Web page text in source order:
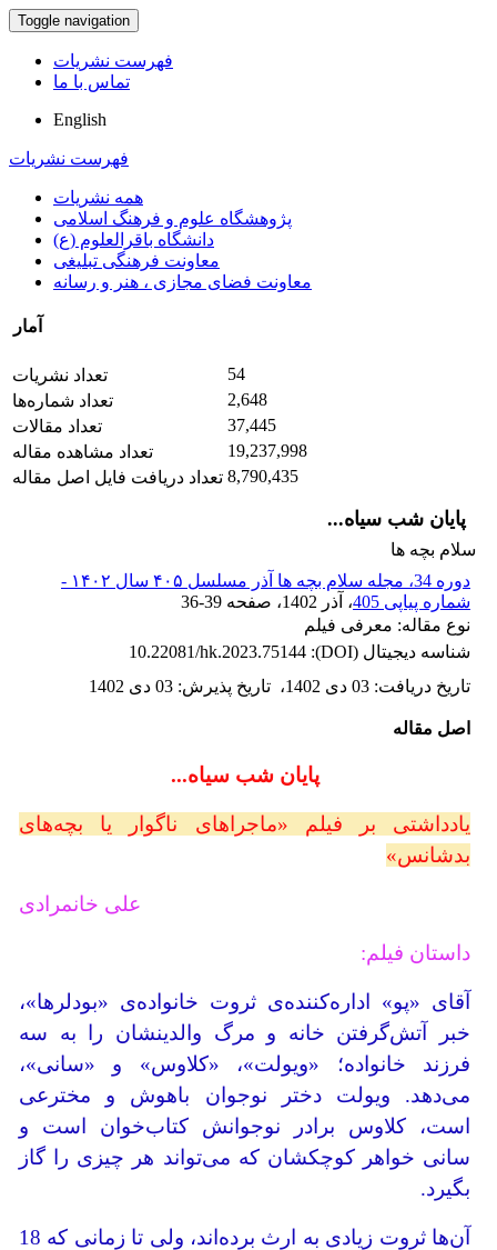
Toggle navigation
فهرست نشریات
تماس با ما
English
فهرست نشریات
همه نشریات
پژوهشگاه علوم و فرهنگ اسلامی
دانشگاه باقرالعلوم (ع)
معاونت فرهنگی تبلیغی
معاونت فضای مجازی ، هنر و رسانه
آمار
تعداد نشریات
54
تعداد شماره‌ها
2,648
تعداد مقالات
37,445
تعداد مشاهده مقاله
19,237,998
تعداد دریافت فایل اصل مقاله 8,790,435
پایان شب سیاه...
سلام بچه ها
دوره 34، مجله سلام بچه ها آذر مسلسل ۴۰۵ سال ۱۴۰۲ -
شماره پیاپی 405
، آذر 1402 ، صفحه 36-39
نوع مقاله: معرفی فیلم
شناسه دیجیتال (DOI):
10.22081/hk.2023.75144
تاریخ دریافت: 03 دی 1402 ، تاریخ پذیرش: 03 دی 1402
اصل مقاله
پایان شب سیاه...
یادداشتی بر فیلم «ماجراهای ناگوار یا بچه‌های
بدشانس»
علی خانمرادی
داستان فیلم:
آقای «پو» اداره‌کننده‌ی ثروت خانواده‌ی «بودلرها»،
خبر آتش‌گرفتن خانه و مرگ والدینشان را به سه
فرزند خانواده؛ «ویولت»، «کلاوس» و «سانی»،
می‌دهد. ویولت دختر نوجوان باهوش و مخترعی
است، کلاوس برادر نوجوانش کتاب‌خوان است و
سانی خواهر کوچکشان که می‌تواند هر چیزی را گاز
بگیرد.
آن‌ها ثروت زیادی به ارث برده‌اند، ولی تا زمانی که 18